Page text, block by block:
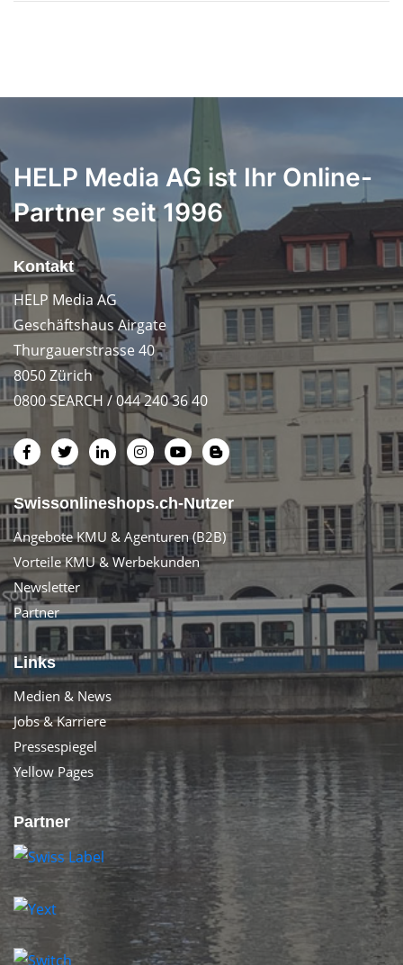
HELP Media AG ist Ihr Online-
Partner seit 1996
Kontakt
HELP Media AG
Geschäftshaus Airgate
Thurgauerstrasse 40
8050 Zürich
0800 SEARCH / 044 240 36 40
Swissonlineshops.ch-Nutzer
Angebote KMU & Agenturen (B2B)
Vorteile KMU & Werbekunden
Newsletter
Partner
Links
Medien & News
Jobs & Karriere
Pressespiegel
Yellow Pages
Partner